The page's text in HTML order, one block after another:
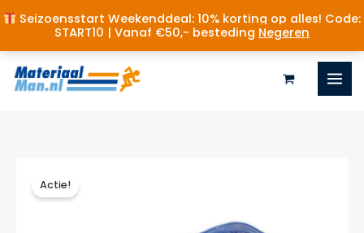
Seizoensstart Weekenddeal: 10% korting op alles! Code:
START10 | Vanaf €50,- besteding Negeren
Ga
naar
de
inhoud
Actie!